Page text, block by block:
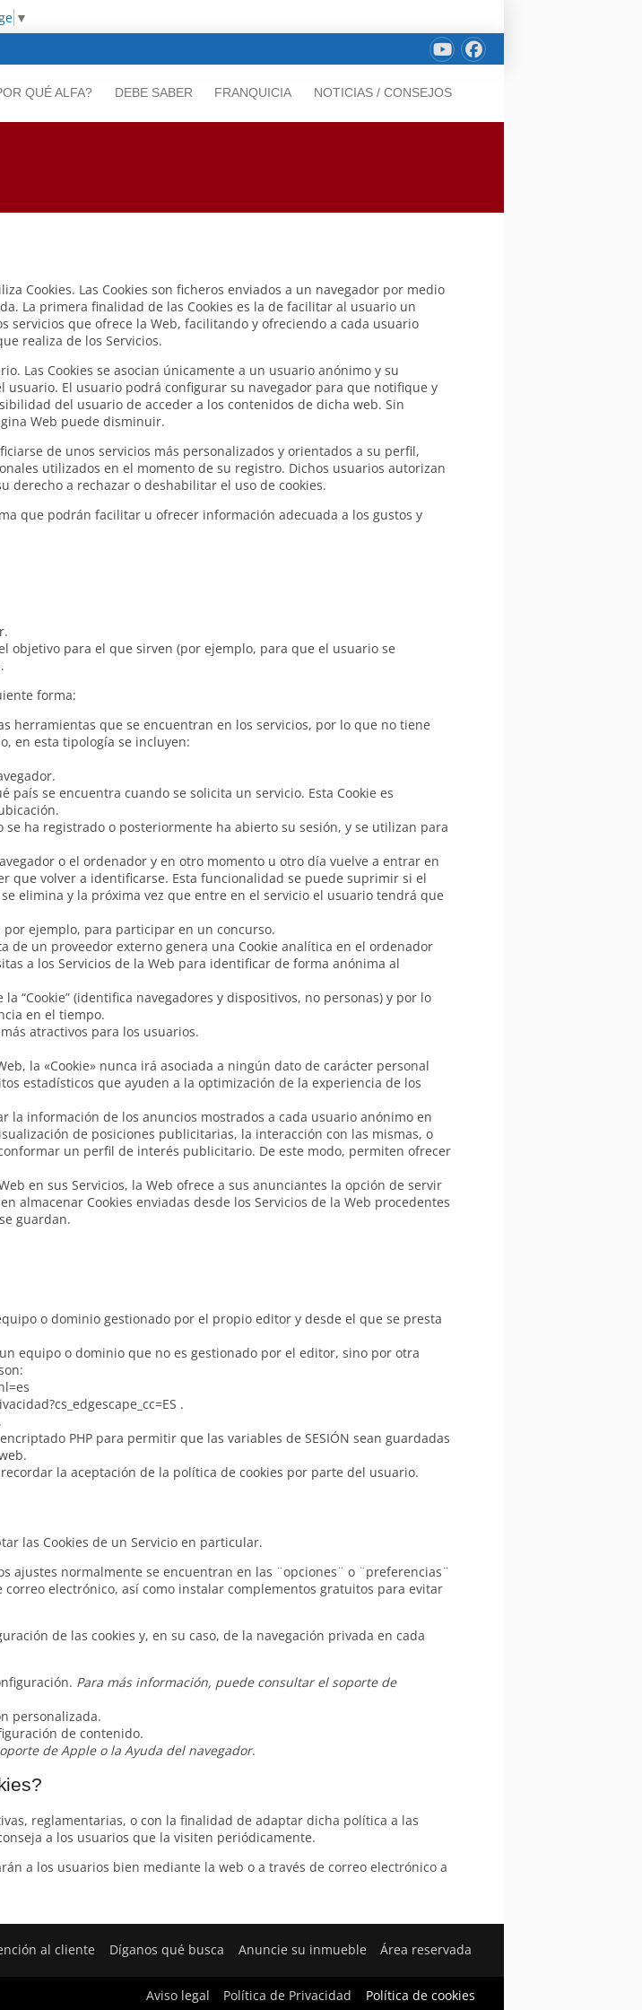
▼
QUÉ ALFA? DEBE SABER FRANQUICIA NOTICIAS / CONSEJOS
Cookies. Las Cookies son ficheros enviados a un navegador por medio
La primera finalidad de las Cookies es la de facilitar al usuario un
servicios que ofrece la Web, facilitando y ofreciendo a cada usuario
realiza de los Servicios.
Las Cookies se asocian únicamente a un usuario anónimo y su
El usuario podrá configurar su navegador para que notifique y
del usuario de acceder a los contenidos de dicha web. Sin
Web puede disminuir.
de unos servicios más personalizados y orientados a su perfil,
utilizados en el momento de su registro. Dichos usuarios autorizan
a rechazar o deshabilitar el uso de cookies.
que podrán facilitar u ofrecer información adecuada a los gustos y
objetivo para el que sirven (por ejemplo, para que el usuario se
forma:
herramientas que se encuentran en los servicios, por lo que no tiene
en esta tipología se incluyen:
país se encuentra cuando se solicita un servicio. Esta Cookie es
se ha registrado o posteriormente ha abierto su sesión, y se utilizan para
o el ordenador y en otro momento u otro día vuelve a entrar en
que volver a identificarse. Esta funcionalidad se puede suprimir si el
elimina y la próxima vez que entre en el servicio el usuario tendrá que
ejemplo, para participar en un concurso.
de un proveedor externo genera una Cookie analítica en el ordenador
a los Servicios de la Web para identificar de forma anónima al
“Cookie” (identifica navegadores y dispositivos, no personas) y por lo
en el tiempo.
atractivos para los usuarios.
la «Cookie» nunca irá asociada a ningún dato de carácter personal
estadísticos que ayuden a la optimización de la experiencia de los
la información de los anuncios mostrados a cada usuario anónimo en
de posiciones publicitarias, la interacción con las mismas, o
un perfil de interés publicitario. De este modo, permiten ofrecer
en sus Servicios, la Web ofrece a sus anunciantes la opción de servir
almacenar Cookies enviadas desde los Servicios de la Web procedentes
guardan.
o dominio gestionado por el propio editor y desde el que se presta
equipo o dominio que no es gestionado por el editor, sino por otra
.
PHP para permitir que las variables de SESIÓN sean guardadas
la aceptación de la política de cookies por parte del usuario.
las Cookies de un Servicio en particular.
ajustes normalmente se encuentran en las ¨opciones¨ o ¨preferencias¨
electrónico, así como instalar complementos gratuitos para evitar
de las cookies y, en su caso, de la navegación privada en cada
Para más información, puede consultar el soporte de
personalizada.
de contenido.
de Apple o la Ayuda del navegador.
reglamentarias, o con la finalidad de adaptar dicha política a las
a los usuarios que la visiten periódicamente.
a los usuarios bien mediante la web o a través de correo electrónico a
al cliente Díganos qué busca Anuncie su inmueble Área reservada
Aviso legal Política de Privacidad Política de cookies